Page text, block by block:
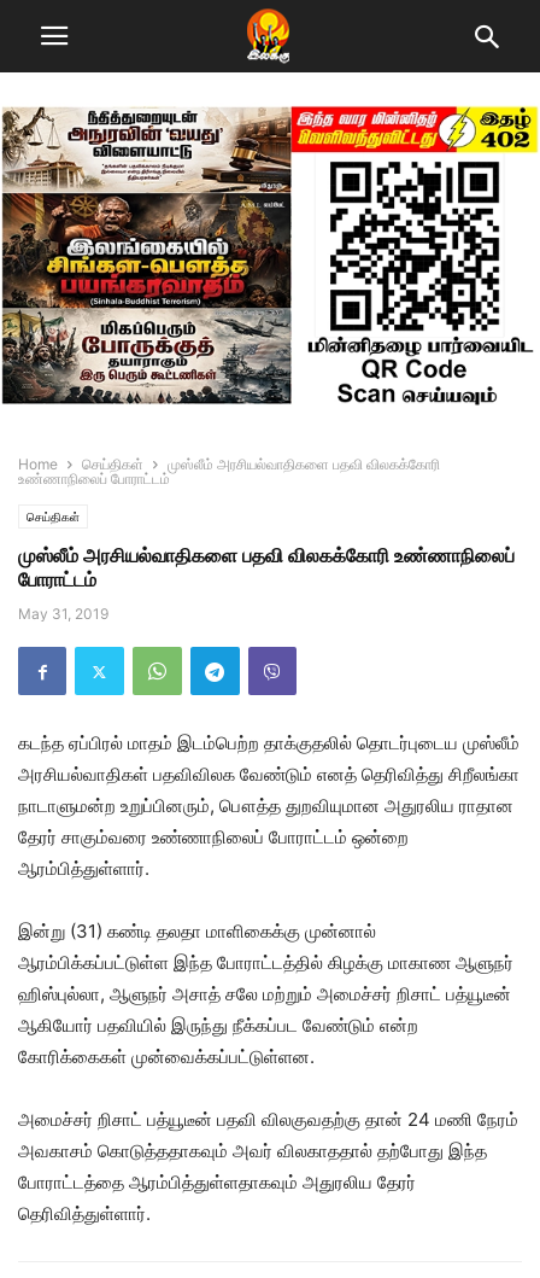
Home செய்திகள்
முஸ்லீம் அரசியல்வாதிகளை பதவி விலகக்கோரி
உண்ணாநிலைப் போராட்டம்
செய்திகள்
முஸ்லீம் அரசியல்வாதிகளை பதவி விலகக்கோரி உண்ணாநிலைப்
போராட்டம்
May 31, 2019
கடந்த ஏப்பிரல் மாதம் இடம்பெற்ற தாக்குதலில் தொடர்புடைய முஸ்லீம்
அரசியல்வாதிகள் பதவிவிலக வேண்டும் எனத் தெரிவித்து சிறீலங்கா
நாடாளுமன்ற உறுப்பினரும், பௌத்த துறவியுமான அதுரலிய ராதான
தேரர் சாகும்வரை உண்ணாநிலைப் போராட்டம் ஒன்றை
ஆரம்பித்துள்ளார்.
இன்று (31) கண்டி தலதா மாளிகைக்கு முன்னால்
ஆரம்பிக்கப்பட்டுள்ள இந்த போராட்டத்தில் கிழக்கு மாகாண ஆளுநர்
ஹிஸ்புல்லா, ஆளுநர் அசாத் சலே மற்றும் அமைச்சர் றிசாட் பத்யூடீன்
ஆகியோர் பதவியில் இருந்து நீக்கப்பட வேண்டும் என்ற
கோரிக்கைகள் முன்வைக்கப்பட்டுள்ளன.
அமைச்சர் றிசாட் பத்யூடீன் பதவி விலகுவதற்கு தான் 24 மணி நேரம்
அவகாசம் கொடுத்ததாகவும் அவர் விலகாததால் தற்போது இந்த
போராட்டத்தை ஆரம்பித்துள்ளதாகவும் அதுரலிய தேரர்
தெரிவித்துள்ளார்.